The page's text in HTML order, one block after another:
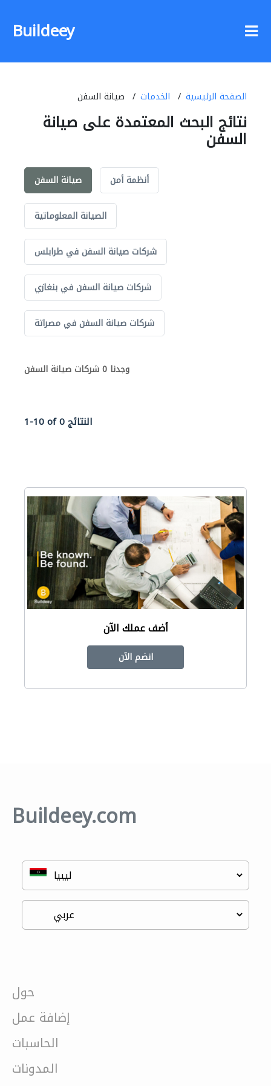
Buildeey
الصفحة الرئيسية الخدمات صيانة السفن
نتائج البحث المعتمدة على صيانة
السفن
صيانة السفن أنظمة أمن
الصيانة المعلوماتية
شركات صيانة السفن في طرابلس
شركات صيانة السفن في بنغازي
شركات صيانة السفن في مصراتة
وجدنا 0 شركات صيانة السفن
1-10 of 0 النتائج
أضف عملك الآن
انضم الآن
Buildeey.com
حول
إضافة عمل
الحاسبات
المدونات